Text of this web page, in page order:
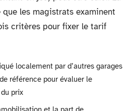
les magistrats examinent
critères pour fixer le tarif
localement par d’autres garages
référence pour évaluer le
prix